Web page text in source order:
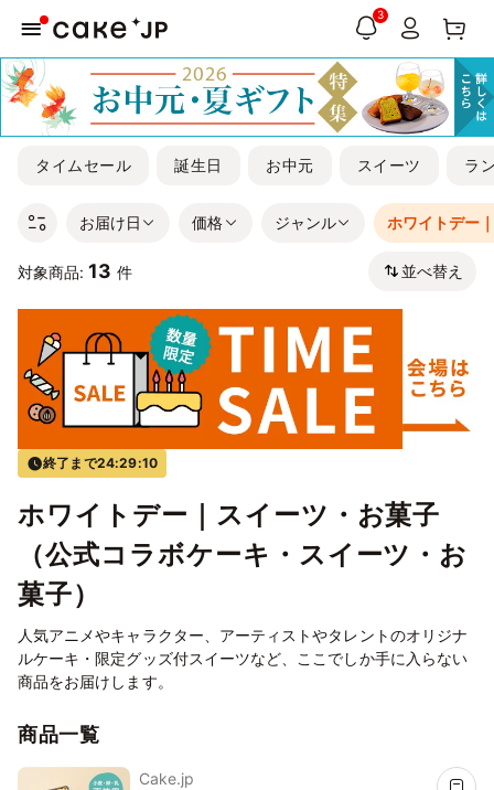
3
タイムセール 誕生日 お中元 スイーツ ラ
お届け日 価格 ジャンル ホワイトデー
対象商品: 13 件 並べ替え
終了まで24:29:10
ホワイトデー｜スイーツ・お菓子
（公式コラボケーキ・スイーツ・お
菓子）
人気アニメやキャラクター、アーティストやタレントのオリジナ
ルケーキ・限定グッズ付スイーツなど、ここでしか手に入らない
商品をお届けします。
商品一覧
Cake.jp